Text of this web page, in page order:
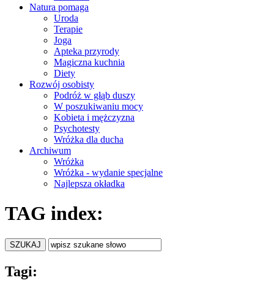
Natura pomaga
Uroda
Terapie
Joga
Apteka przyrody
Magiczna kuchnia
Diety
Rozwój osobisty
Podróż w głąb duszy
W poszukiwaniu mocy
Kobieta i mężczyzna
Psychotesty
Wróżka dla ducha
Archiwum
Wróżka
Wróżka - wydanie specjalne
Najlepsza okładka
TAG index:
Tagi: